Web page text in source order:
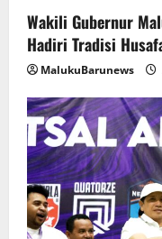
Wakili Gubernur
Hadiri Tradisi
MalukuBarunews